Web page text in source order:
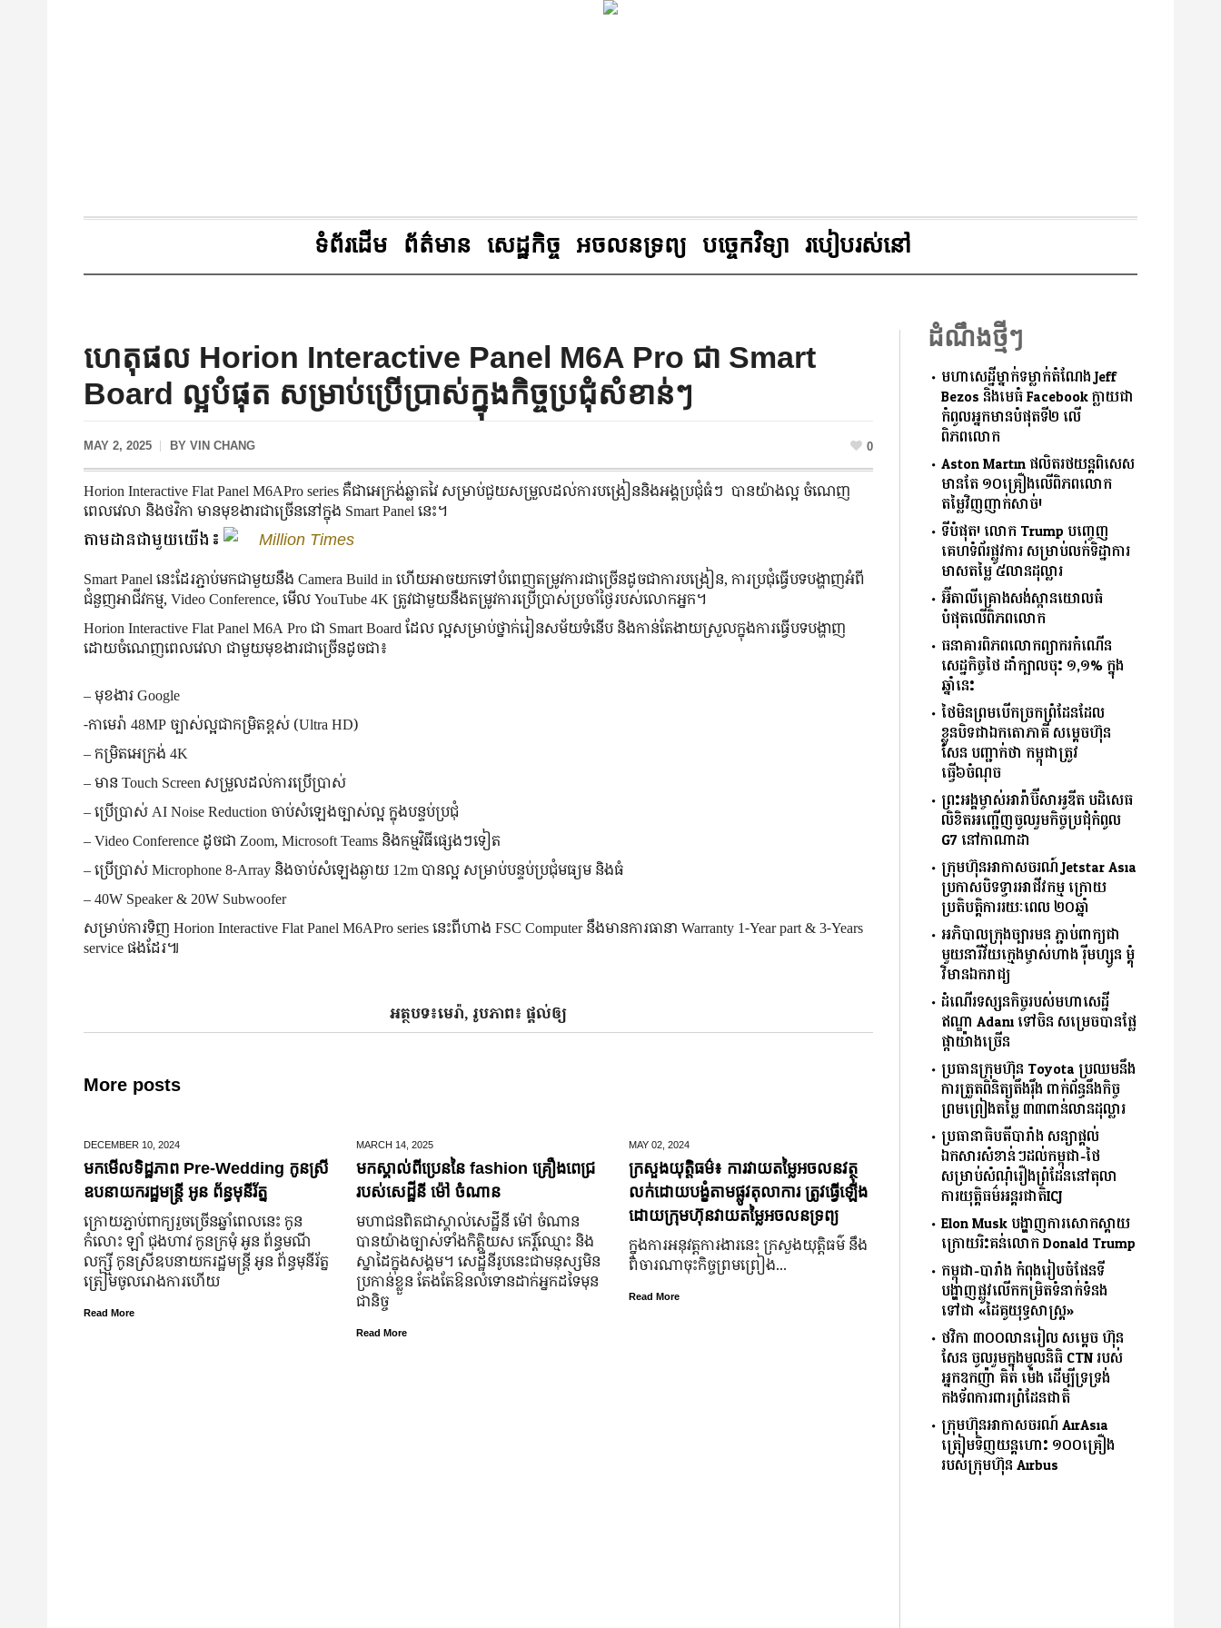
ទំព័រដើម ព័ត៌មាន សេដ្ឋកិច្ច អចលនទ្រព្យ បច្ចេកវិទ្យា របៀបរស់នៅ
ហេតុផល Horion Interactive Panel M6A Pro ជា Smart
Board ល្អបំផុត​ សម្រាប់​ប្រើប្រាស់ក្នុងកិច្ចប្រជុំសំខាន់ៗ
MAY 2, 2025 BY VIN CHANG 0
Horion Interactive Flat Panel M6APro series គឺ​ជា​អេក្រង់​ឆ្លាតវៃ​ សម្រាប់​ជួយ​សម្រួល​ដល់​ការ​បង្រៀន​និង​អង្គ​ប្រជុំ​ធំៗ ​ បាន​យ៉ាង​ល្អ ​ចំណេញ ​
ពេល​វេលា ​និង​ថវិកា មានមុខងារ​ជា​ច្រើន​នៅ​ក្នុង ​Smart Panel នេះ។
តាមដានជាមួយយើង៖ Million Times
Smart Panel ​នេះ​ដែរ​ភ្ជាប់​មក​ជាមួយ​នឹង Camera Build in ហើយ​អាច​យក​ទៅ​បំពេញ​តម្រូវ​ការ​ជា​ច្រើន​ដូចជា​ការ​បង្រៀន, ការ​ប្រជុំ​ធ្វើ​បទ​បង្ហាញ​អំពី​
ជំនួញ​អាជីវកម្ម​, Video​ Conference, មើល ​YouTube 4K ត្រូវ​ជាមួយ​នឹង​តម្រូវ​ការ​ប្រើប្រាស់​ប្រចាំ​ថ្ងៃ​របស់​លោក​អ្នក។
Horion Interactive Flat Panel M6A Pro ជា Smart Board ដែល ល្អ​សម្រាប់​ថ្នាក់​រៀន​សម័យ​ទំនើប និង​កាន់​តែ​ងាយស្រួលក្នុងការធ្វើបទបង្ហាញ
ដោយ​ចំណេញពេលវេលា ជាមួយ​មុខងារ​ជា​ច្រើន​ដូច​ជា​៖
– មុខងារ Google
-កាមេរ៉ា 48MP ច្បាស់​ល្អ​ជា​កម្រិត​ខ្ពស់ (Ultra HD)
– កម្រិត​អេក្រង់ 4K
– មាន Touch Screen សម្រួល​ដល់​ការ​ប្រើប្រាស់
– ប្រើប្រាស់ AI Noise Reduction ចាប់​សំឡេង​ច្បាស់​ល្អ​​​ ក្នុង​បន្ទប់​ប្រជុំ
– Video Conference ដូចជា Zoom, Microsoft Teams​ និង​កម្មវិធី​ផ្សេង​ៗ​ទៀត
– ប្រើប្រាស់ Microphone 8-Array និង​ចាប់​សំឡេង​ឆ្ងាយ 12m បាន​ល្អ សម្រាប់​បន្ទប់​ប្រជុំ​មធ្យម និង​ធំ
– 40W Speaker & 20W Subwoofer
សម្រាប់​ការ​ទិញ Horion ​Interactive Flat Panel M6APro series ​នេះ​ពី​ហាង FSC Computer ​នឹងមាន​ការ​ធានា​ Warranty 1-Year part & 3-Years
service ​ផង​ដែរ៕
អត្ថបទ៖មេរ៉ា, រូបភាព៖ ផ្ដល់ឲ្យ
More posts
DECEMBER 10, 2024
មកមើលទិដ្ឋភាព Pre-Wedding កូនស្រី
ឧបនាយករដ្ឋមន្រ្តី អូន ព័ន្ធមុនីរ័ត្ន
ក្រោយ​ភ្ជាប់​ពាក្យ​រួច​ច្រើន​ឆ្នាំ​ពេលនេះ កូន
កំលោះ ឡាំ ជុងហាវ កូនក្រមុំ អូន ព័ន្ធមណី
លក្ស្មី កូនស្រី​ឧបនាយករដ្ឋមន្ត្រី អូន ព័ន្ធមុនីរ័ត្ន
ត្រៀម​ចូល​រោងការ​ហើយ
Read More
MARCH 14, 2025
មកស្គាល់ពីប្រេននៃ​ fashion គ្រឿងពេជ្រ
របស់សេដ្ឋីនី ម៉ៅ ចំណាន
មហាជន​ពិតជា​ស្គាល់​សេដ្ឋី​នី ម៉ៅ ចំណាន
បាន​យ៉ាង​ច្បាស់​ទាំង​កិត្តិយស កេរ្តិ៍ឈ្មោះ និង​
ស្នាដៃ​ក្នុង​សង្គម។ សេដ្ឋី​នី​រូប​នេះ​ជា​មនុស្ស​មិន​
ប្រកាន់​ខ្លួន តែងតែ​ឱនលំទោន​ដាក់​អ្នក​ដទៃ​មុន​
ជានិច្ច
Read More
MAY 02, 2024
ក្រសួងយុត្តិធម៌៖ ការវាយតម្លៃអចលនវត្ថុ
លក់ដោយបង្ខំតាមផ្លូវតុលាការ ត្រូវធ្វើឡើង
ដោយក្រុមហ៊ុនវាយតម្លៃអចលនទ្រព្យ
ក្នុងការអនុវត្តការងារនេះ ក្រសួងយុត្តិធម៌ នឹង
ពិចារណាចុះកិច្ចព្រមព្រៀង...
Read More
ដំណឹងថ្មីៗ
មហាសេដ្ឋីម្នាក់ទម្លាក់តំណែង Jeff
Bezos និងមេធំ Facebook ក្លាយជា
កំពូលអ្នកមានបំផុតទី២ លើ
ពិភពលោក
Aston Martin ផលិតរថយន្តពិសេស
មានតែ ១០គ្រឿងលើពិភពលោក
តម្លៃវិញញាក់សាច់!
ទីបំផុត! លោក Trump បញ្ចេញ
គេហទំព័រផ្លូវការ សម្រាប់លក់ទិដ្ឋាការ
មាសតម្លៃ ៥លានដុល្លារ
អ៊ីតាលីគ្រោងសង់ស្ពានយោលធំ
បំផុតលើពិភពលោក
ធនាគារពិភពលោកព្យាករកំណើន
សេដ្ឋកិច្ចថៃ ដាំក្បាលចុះ ១,១% ក្នុង
ឆ្នាំនេះ
ថៃមិនព្រមបើកច្រកព្រំដែនដែល
ខ្លួនបិទជាឯកតោភាគី សម្តេចហ៊ុន
សែន បញ្ជាក់ថា កម្ពុជាត្រូវ
ធ្វើ៦ចំណុច
ព្រះអង្គម្ចាស់អារ៉ាប៊ីសាអូឌីត បដិសេធ
លិខិតអញ្ជើញចូលរួមកិច្ចប្រជុំកំពូល
G7 នៅកាណាដា
ក្រុមហ៊ុនអាកាសចរណ៍ Jetstar Asia
ប្រកាសបិទទ្វារអាជីវកម្ម ក្រោយ
ប្រតិបត្តិការរយៈពេល ២០ឆ្នាំ
អភិបាលក្រុងច្បារមន ភ្ជាប់ពាក្យជា
មួយនារីវ័យក្មេងម្ចាស់ហាង រ៉ីមហ្សូន ម្តុំ
វិមានឯករាជ្យ
ដំណើរទស្សនកិច្ចរបស់មហាសេដ្ឋី
ឥណ្ឌា Adani ទៅចិន សម្រេចបានផ្លែ
ផ្កាយ៉ាងច្រើន
ប្រធានក្រុមហ៊ុន Toyota ប្រឈមនឹង
ការត្រួតពិនិត្យតឹងរ៉ឹង ពាក់ព័ន្ធនឹងកិច្ច
ព្រមព្រៀងតម្លៃ ៣៣ពាន់លានដុល្លារ
ប្រធានាធិបតីបារាំង សន្យាផ្ដល់
ឯកសារសំខាន់ៗដល់កម្ពុជា-ថៃ
សម្រាប់សំណុំរឿងព្រំដែននៅតុលា
ការយុតិ្តធម៌អន្តរជាតិICJ
Elon Musk បង្ហាញការសោកស្ដាយ
ក្រោយរិះគន់លោក Donald Trump
កម្ពុជា-បារាំង កំពុងរៀបចំផែនទី
បង្ហាញផ្លូវលើកកម្រិតទំនាក់ទំនង
ទៅជា «ដៃគូយុទ្ធសាស្ត្រ»
ថវិកា ៣០០លានរៀល សម្តេច ហ៊ុន
សែន ចូលរួមក្នុងមូលនិធិ CTN របស់
អ្នកឧកញ៉ា គិត ម៉េង ដើម្បីទ្រទ្រង់
កងទ័ពការពារព្រំដែនជាតិ
ក្រុមហ៊ុនអាកាសចរណ៍ AirAsia
ត្រៀមទិញយន្តហោះ ១០០គ្រឿង
របស់ក្រុមហ៊ុន Airbus